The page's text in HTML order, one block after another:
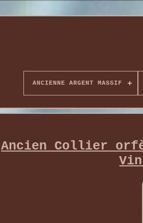
ANCIENNE ARGENT MASSIF
Ancien Collier